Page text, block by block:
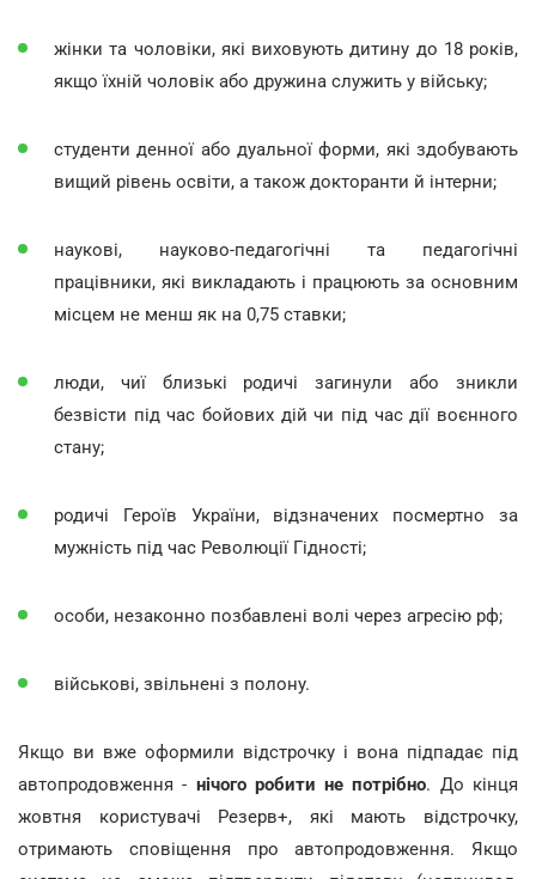
жінки та чоловіки, які виховують дитину до 18 років,
якщо їхній чоловік або дружина служить у війську;
студенти денної або дуальної форми, які здобувають
вищий рівень освіти, а також докторанти й інтерни;
наукові, науково-педагогічні та педагогічні
працівники, які викладають і працюють за основним
місцем не менш як на 0,75 ставки;
люди, чиї близькі родичі загинули або зникли
безвісти під час бойових дій чи під час дії воєнного
стану;
родичі Героїв України, відзначених посмертно за
мужність під час Революції Гідності;
особи, незаконно позбавлені волі через агресію рф;
військові, звільнені з полону.
Якщо ви вже оформили відстрочку і вона підпадає під
автопродовження - нічого робити не потрібно. До кінця
жовтня користувачі Резерв+, які мають відстрочку,
отримають сповіщення про автопродовження. Якщо